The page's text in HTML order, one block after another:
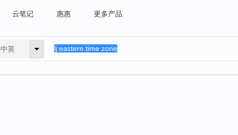
云笔记 惠惠 更多产品
中英